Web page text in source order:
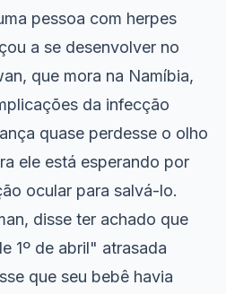
pessoa com herpes
a se desenvolver no
que mora na Namíbia,
da infecção
quase perdesse o olho
ele está esperando por
ocular para salvá-lo.
disse ter achado que
1º de abril" atrasada
que seu bebê havia